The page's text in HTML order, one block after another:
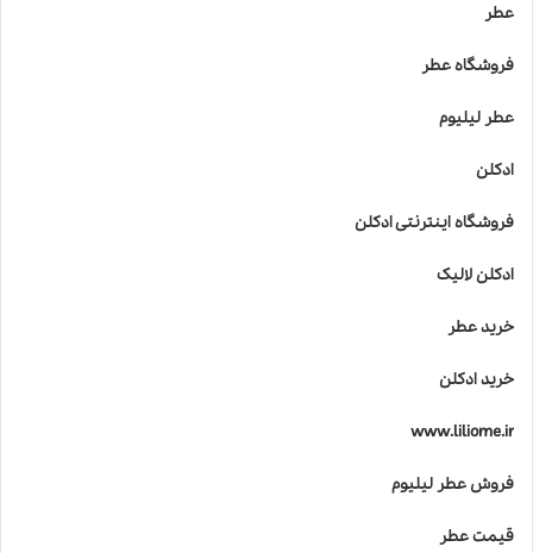
عطر
فروشگاه عطر
عطر لیلیوم
ادکلن
فروشگاه اینترنتی ادکلن
ادکلن لالیک
خرید عطر
خرید ادکلن
www.liliome.ir
فروش عطر لیلیوم
قیمت عطر